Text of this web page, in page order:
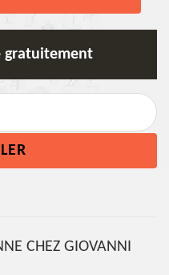
gratuitement
CHEZ GIOVANNI